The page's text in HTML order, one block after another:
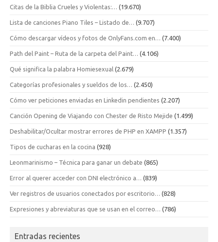
Citas de la Biblia Crueles y Violentas:… (19.670)
Lista de canciones Piano Tiles – Listado de… (9.707)
Cómo descargar vídeos y fotos de OnlyFans.com en… (7.400)
Path del Paint – Ruta de la carpeta del Paint… (4.106)
Qué significa la palabra Homiesexual (2.679)
Categorías profesionales y sueldos de los… (2.450)
Cómo ver peticiones enviadas en Linkedin pendientes (2.207)
Canción Opening de Viajando con Chester de Risto Mejide (1.499)
Deshabilitar/Ocultar mostrar errores de PHP en XAMPP (1.357)
Tipos de cucharas en la cocina (928)
Leonmarinismo – Técnica para ganar un debate (865)
Error al querer acceder con DNI electrónico a… (839)
Ver registros de usuarios conectados por escritorio… (828)
Expresiones y abreviaturas que se usan en el correo… (786)
Entradas recientes